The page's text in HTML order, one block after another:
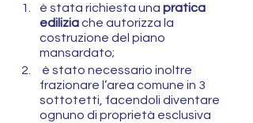
è stata richiesta una pratica
edilizia che autorizza la
costruzione del piano
mansardato;
frazionare l’area comune in 3
sottotetti, facendoli diventare
ognuno di proprietà esclusiva